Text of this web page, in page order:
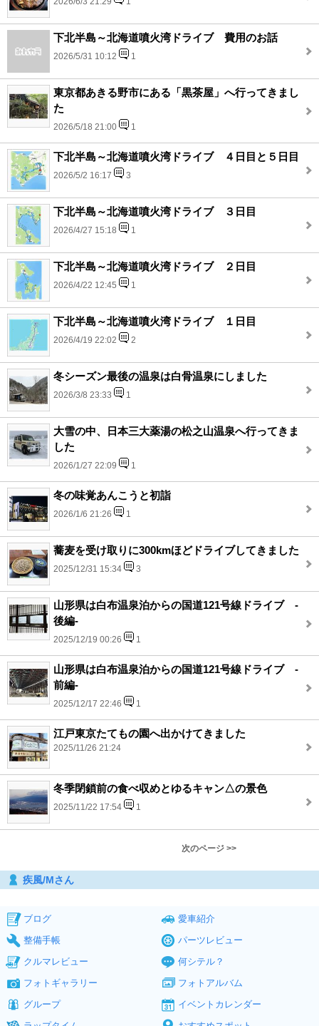
下北半島～北海道噴火湾ドライブ 費用のお話
2026/5/31 10:12 1
東京都あきる野市にある「黒茶屋」へ行ってきまし
た
2026/5/18 21:00 1
下北半島～北海道噴火湾ドライブ ４日目と５日目
2026/5/2 16:17 3
下北半島～北海道噴火湾ドライブ ３日目
2026/4/27 15:18 1
下北半島～北海道噴火湾ドライブ ２日目
2026/4/22 12:45 1
下北半島～北海道噴火湾ドライブ １日目
2026/4/19 22:02 2
冬シーズン最後の温泉は白骨温泉にしました
2026/3/8 23:33 1
大雪の中、日本三大薬湯の松之山温泉へ行ってきま
した
2026/1/27 22:09 1
冬の味覚あんこうと初詣
2026/1/6 21:26 1
蕎麦を受け取りに300kmほどドライブしてきました
2025/12/31 15:34 3
山形県は白布温泉泊からの国道121号線ドライブ -
後編-
2025/12/19 00:26 1
山形県は白布温泉泊からの国道121号線ドライブ -
前編-
2025/12/17 22:46 1
江戸東京たてもの園へ出かけてきました
2025/11/26 21:24
冬季閉鎖前の食べ収めとゆるキャン△の景色
2025/11/22 17:54 1
次のページ >>
疾風/Mさん
ブログ
愛車紹介
整備手帳
パーツレビュー
クルマレビュー
何シテル？
フォトギャラリー
フォトアルバム
グループ
イベントカレンダー